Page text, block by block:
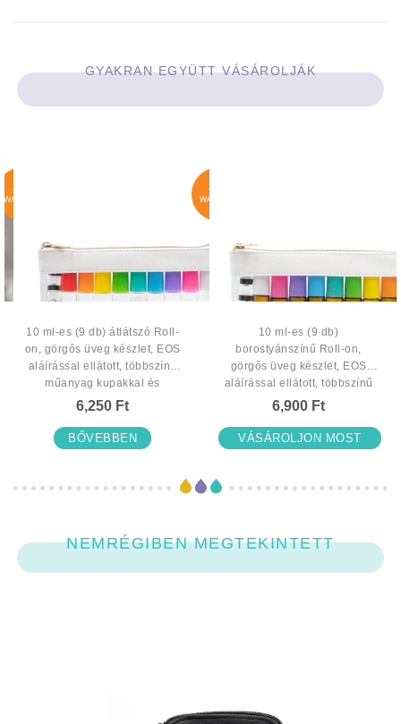
GYAKRAN EGYÜTT VÁSÁROLJÁK
WAITLIST
WAITLIST
10 ml-es (9 db) átlátszó Roll-
on, görgős üveg készlet, EOS
aláírással ellátott, többszínű
műanyag kupakkal és
cipzáros neszeszerrel
6,250 Ft
BŐVEBBEN
10 ml-es (9 db)
borostyánszínű Roll-on,
görgős üveg készlet, EOS
aláírással ellátott, többszínű
műanyag kupakkal és
6,900 Ft
VÁSÁROLJON MOST
NEMRÉGIBEN MEGTEKINTETT